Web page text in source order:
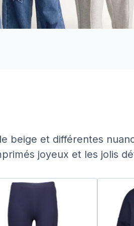
beige et différentes
joyeux et les jolis